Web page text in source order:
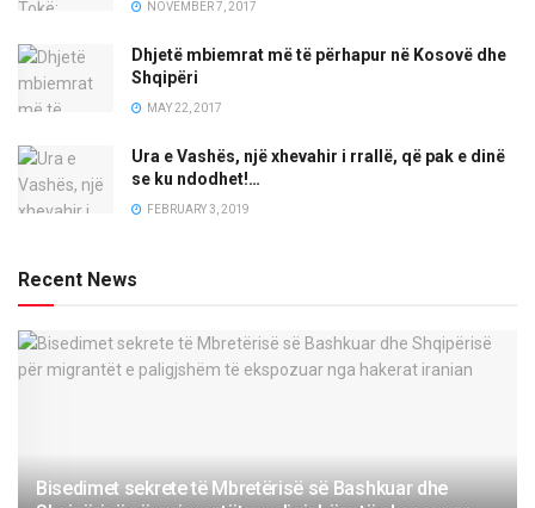
NOVEMBER 7, 2017
Dhjetë mbiemrat më të përhapur në Kosovë dhe
Shqipëri
MAY 22, 2017
Ura e Vashës, një xhevahir i rrallë, që pak e dinë
se ku ndodhet!…
FEBRUARY 3, 2019
Recent News
Bisedimet sekrete të Mbretërisë së Bashkuar dhe